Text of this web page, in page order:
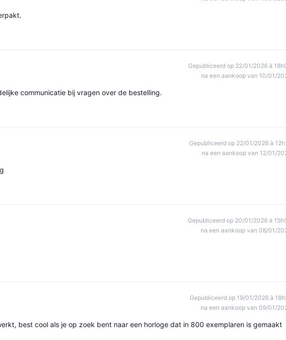
Gepubliceerd op 22/01/2026 à
na een aankoop van 10/01/
communicatie bij vragen over de bestelling.
Gepubliceerd op 22/01/2026 à
na een aankoop van 12/01/
Gepubliceerd op 20/01/2026 à
na een aankoop van 08/01/
Gepubliceerd op 19/01/2026 à
na een aankoop van 09/01/
best cool als je op zoek bent naar een horloge dat in 800 exemplaren is gemaakt